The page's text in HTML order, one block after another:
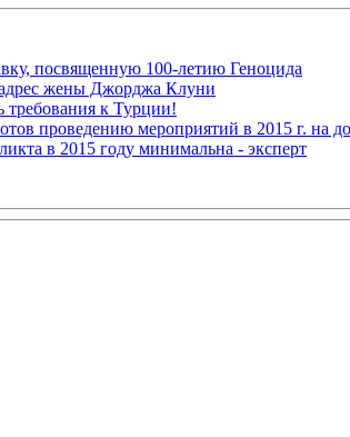
посвященную 100-летию Геноцида
жены Джорджа Клуни
к Турции!
проведению мероприятий в 2015 г. на
в 2015 году минимальна - эксперт